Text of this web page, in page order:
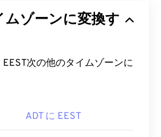
ムゾーンに変換す
次の他のタイムゾーンに
ADT に EEST